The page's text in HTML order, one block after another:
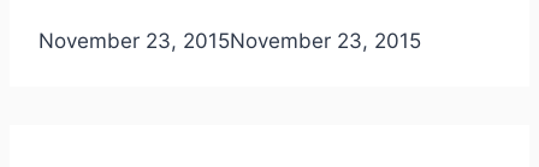
November 23, 2015November 23, 2015